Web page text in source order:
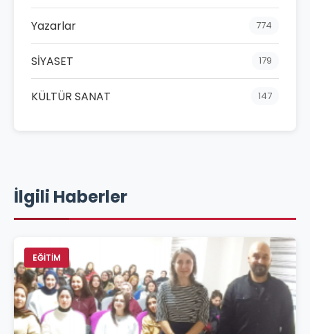
Yazarlar 774
SİYASET 179
KÜLTÜR SANAT 147
İlgili Haberler
EĞİTİM